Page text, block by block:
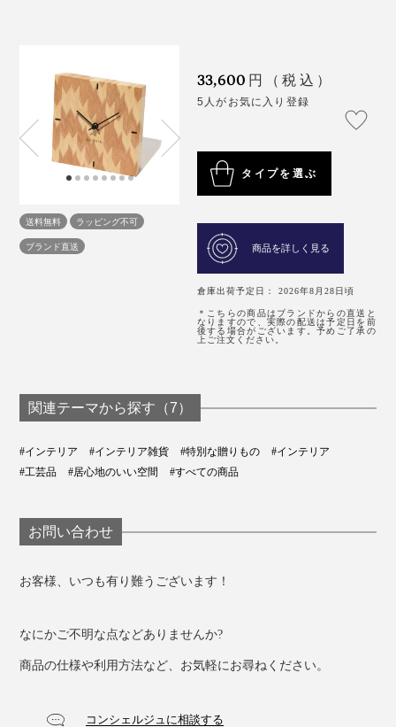
送料無料
ラッピング不可
ブランド直送
33,600 円（税込）
5人がお気に入り登録
タイプを選ぶ
商品を詳しく見る
倉庫出荷予定日： 2026年8月28日頃
＊こちらの商品はブランドからの直送と
なりますので、実際の配送は予定日を前
後する場合がございます。予めご了承の
上ご注文ください。
関連テーマから探す（7）
#インテリア #インテリア雑貨 #特別な贈りもの
#インテリア
#工芸品
#居心地のいい空間 #すべての商品
お問い合わせ
お客様、いつも有り難うございます！
なにかご不明な点などありませんか?
商品の仕様や利用方法など、お気軽にお尋ねください。
コンシェルジュに相談する